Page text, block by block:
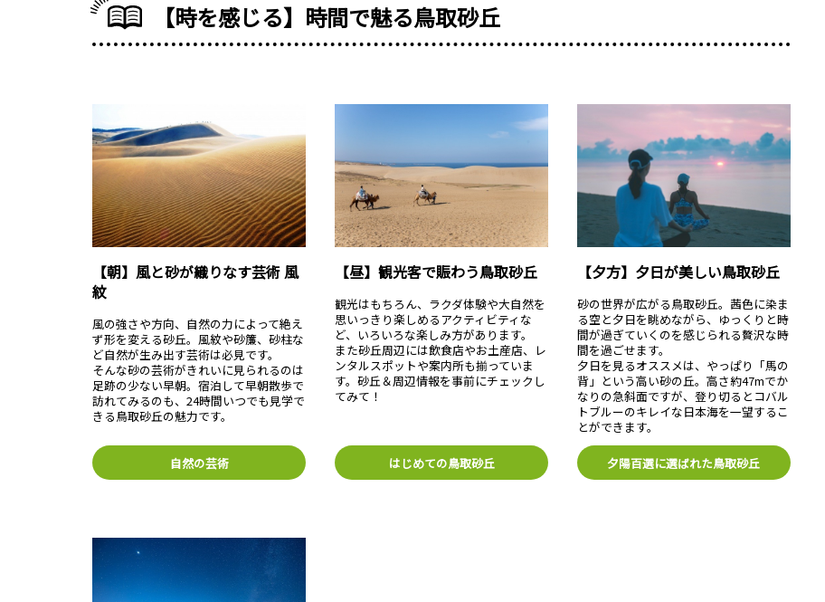
【時を感じる】時間で魅る鳥取砂丘
【朝】風と砂が織りなす芸術 風
紋
風の強さや方向、自然の力によって絶え
ず形を変える砂丘。風紋や砂簾、砂柱な
ど自然が生み出す芸術は必見です。
そんな砂の芸術がきれいに見られるのは
足跡の少ない早朝。宿泊して早朝散歩で
訪れてみるのも、24時間いつでも見学で
きる鳥取砂丘の魅力です。
自然の芸術
【昼】観光客で賑わう鳥取砂丘
観光はもちろん、ラクダ体験や大自然を
思いっきり楽しめるアクティビティな
ど、いろいろな楽しみ方があります。
また砂丘周辺には飲食店やお土産店、レ
ンタルスポットや案内所も揃っていま
す。砂丘＆周辺情報を事前にチェックし
てみて！
はじめての鳥取砂丘
【夕方】夕日が美しい鳥取砂丘
砂の世界が広がる鳥取砂丘。茜色に染ま
る空と夕日を眺めながら、ゆっくりと時
間が過ぎていくのを感じられる贅沢な時
間を過ごせます。
夕日を見るオススメは、やっぱり「馬の
背」という高い砂の丘。高さ約47mでか
なりの急斜面ですが、登り切るとコバル
トブルーのキレイな日本海を一望するこ
とができます。
夕陽百選に選ばれた鳥取砂丘